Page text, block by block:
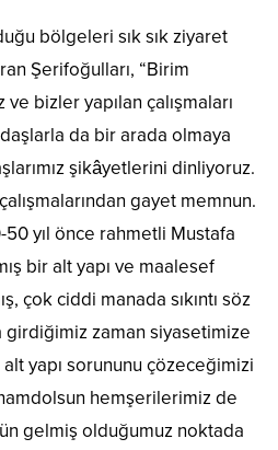
bölgeleri sık sık ziyaret
Şerifoğulları, “Birim
bizler yapılan çalışmaları
da bir arada olmaya
şikâyetlerini dinliyoruz.
gayet memnun.
yıl önce rahmetli Mustafa
bir alt yapı ve maalesef
çok ciddi manada sıkıntı söz
girdiğimiz zaman siyasetimize
yapı sorununu çözeceğimizi
hemşerilerimiz de
gelmiş olduğumuz noktada